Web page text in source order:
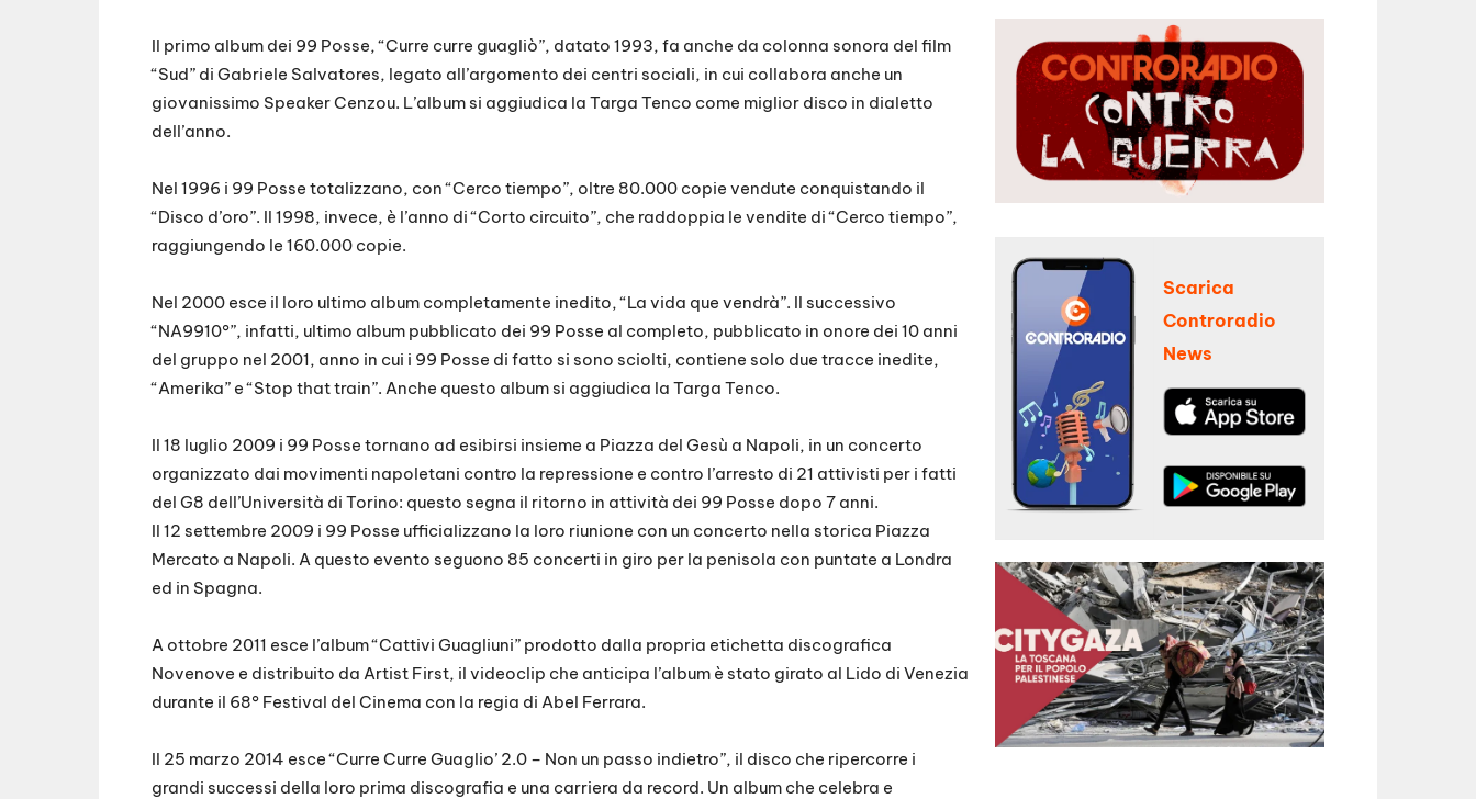
a
s
u
i
ù
a
u
n
t
r
e
m
u
Il primo album dei 99 Posse, “Curre curre guagliò”, datato 1993, fa anche da colonna sonora del film
“Sud” di Gabriele Salvatores, legato all’argomento dei centri sociali, in cui collabora anche un
giovanissimo Speaker Cenzou. L’album si aggiudica la Targa Tenco come miglior disco in dialetto
dell’anno.
Nel 1996 i 99 Posse totalizzano, con “Cerco tiempo”, oltre 80.000 copie vendute conquistando il
“Disco d’oro”. Il 1998, invece, è l’anno di “Corto circuito”, che raddoppia le vendite di “Cerco tiempo”,
raggiungendo le 160.000 copie.
Nel 2000 esce il loro ultimo album completamente inedito, “La vida que vendrà”. Il successivo
“NA9910°”, infatti, ultimo album pubblicato dei 99 Posse al completo, pubblicato in onore dei 10 anni
del gruppo nel 2001, anno in cui i 99 Posse di fatto si sono sciolti, contiene solo due tracce inedite,
“Amerika” e “Stop that train”. Anche questo album si aggiudica la Targa Tenco.
Il 18 luglio 2009 i 99 Posse tornano ad esibirsi insieme a Piazza del Gesù a Napoli, in un concerto
organizzato dai movimenti napoletani contro la repressione e contro l’arresto di 21 attivisti per i fatti
del G8 dell’Università di Torino: questo segna il ritorno in attività dei 99 Posse dopo 7 anni.
Il 12 settembre 2009 i 99 Posse ufficializzano la loro riunione con un concerto nella storica Piazza
Mercato a Napoli. A questo evento seguono 85 concerti in giro per la penisola con puntate a Londra
ed in Spagna.
A ottobre 2011 esce l’album “Cattivi Guagliuni” prodotto dalla propria etichetta discografica
Novenove e distribuito da Artist First, il videoclip che anticipa l’album è stato girato al Lido di Venezia
durante il 68° Festival del Cinema con la regia di Abel Ferrara.
Il 25 marzo 2014 esce “Curre Curre Guaglio’ 2.0 – Non un passo indietro”, il disco che ripercorre i
grandi successi della loro prima discografia e una carriera da record. Un album che celebra e
Scarica
Controradio
News